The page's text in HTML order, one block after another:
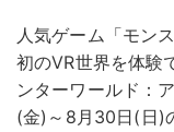
人気ゲーム「モン
初のVR世界を体験
ンターワールド：
(金)～8月30日(日)